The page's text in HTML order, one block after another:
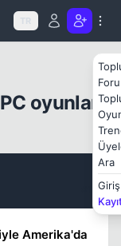
TR
Ara
Giriş
oyunları
Amerika'da